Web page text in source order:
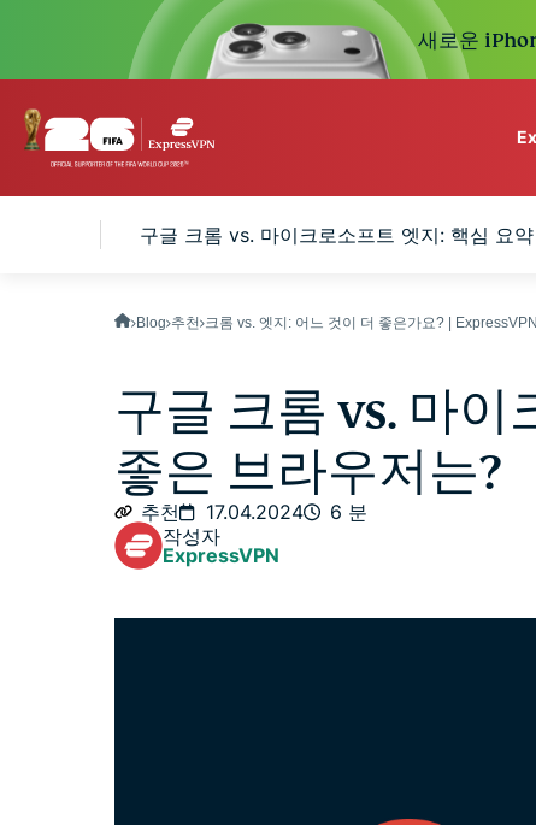
새로운
VPN protection for
구글 크롬 vs. 마이크로소프트 엣지: 핵심 요약
Blog 추천 크롬 vs. 엣지: 어느 것이 더 좋은가요? |
구글 크롬 vs. 마이
좋은 브라우저는?
추천 17.04.2024
6 분
작성자
ExpressVPN